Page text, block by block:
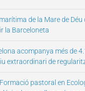
de la Mare de Déu
la Barceloneta
acompanya més de
extraordinari de
Formació pastoral en